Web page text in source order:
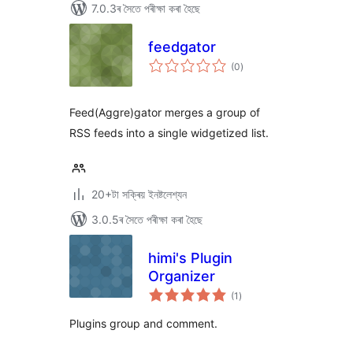
7.0.3ৰ সৈতে পৰীক্ষা কৰা হৈছে
feedgator
(0টা
মুঠ)
Feed(Aggre)gator merges a group of
RSS feeds into a single widgetized list.
20+টা সক্ৰিয় ইনষ্টলেশ্যন
3.0.5ৰ সৈতে পৰীক্ষা কৰা হৈছে
himi's Plugin
Organizer
(1 টা
মুঠ)
Plugins group and comment.